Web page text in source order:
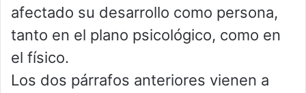
afectado su desarrollo como persona,
tanto en el plano psicológico, como en
el físico.
Los dos párrafos anteriores vienen a